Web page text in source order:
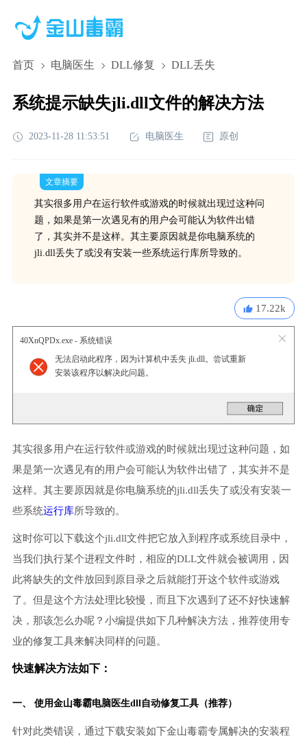
首页 电脑医生 DLL修复 DLL丢失
系统提示缺失jli.dll文件的解决方法
2023-11-28 11:53:51 电脑医生 原创
文章摘要
其实很多用户在运行软件或游戏的时候就出现过这种问
题，如果是第一次遇见有的用户会可能认为软件出错
了，其实并不是这样。其主要原因就是你电脑系统的
jli.dll丢失了或没有安装一些系统运行库所导致的。
17.22k
40XnQPDx.exe - 系统错误
无法启动此程序，因为计算机中丢失 jli.dll。尝试重新
安装该程序以解决此问题。
其实很多用户在运行软件或游戏的时候就出现过这种问题，如
果是第一次遇见有的用户会可能认为软件出错了，其实并不是
这样。其主要原因就是你电脑系统的jli.dll丢失了或没有安装一
些系统运行库所导致的。
这时你可以下载这个jli.dll文件把它放入到程序或系统目录中，
当我们执行某个进程文件时，相应的DLL文件就会被调用，因
此将缺失的文件放回到原目录之后就能打开这个软件或游戏
了。但是这个方法处理比较慢，而且下次遇到了还不好快速解
决，那该怎么办呢？小编提供如下几种解决方法，推荐使用专
业的修复工具来解决同样的问题。
快速解决方法如下：
一、 使用金山毒霸电脑医生dll自动修复工具（推荐）
针对此类错误，通过下载安装如下金山毒霸专属解决的安装程